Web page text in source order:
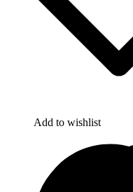
Add to wishlist